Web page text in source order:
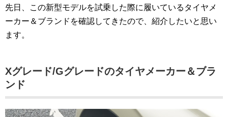
先日、この新型モデルを試乗した際に履いているタイヤメ
ーカー＆ブランドを確認してきたので、紹介したいと思い
ます。
Xグレード/Gグレードのタイヤメーカー＆ブラ
ンド